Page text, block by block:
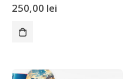
250,00 lei